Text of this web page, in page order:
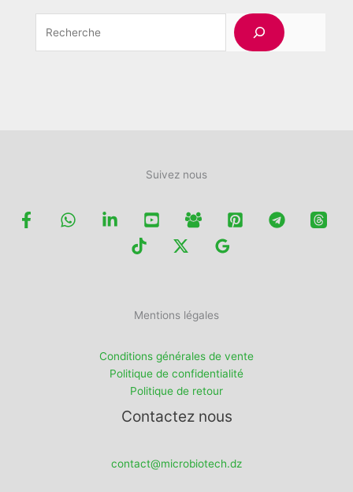
Rechercher
Suivez nous
Mentions légales
Conditions générales de vente
Politique de confidentialité
Politique de retour
Contactez nous
contact@microbiotech.dz